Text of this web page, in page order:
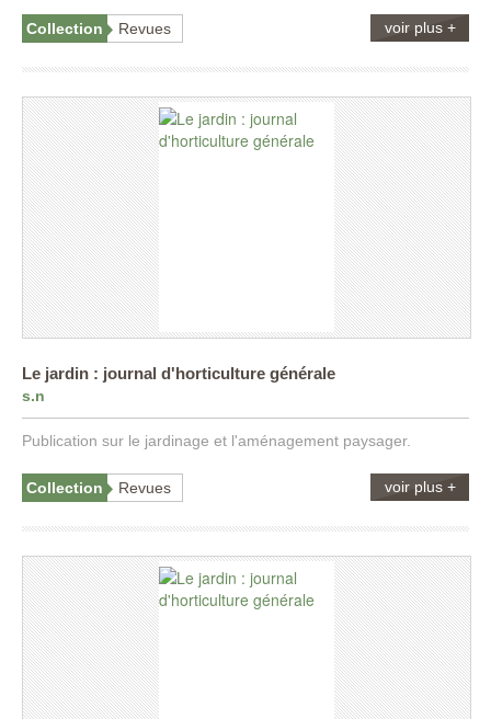
Collection Revues voir plus +
Le jardin : journal d'horticulture générale
s.n
Publication sur le jardinage et l'aménagement paysager.
Collection Revues voir plus +